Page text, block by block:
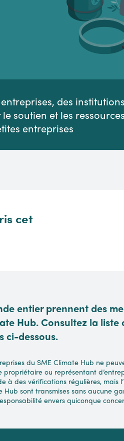
des institutions
soutien et les ressources
entreprises
cet
entier prennent des
Hub. Consultez la liste
ci-dessous.
du SME Climate Hub ne
ou représentant
à des vérifications régulières,
sont transmises sans aucune
envers quiconque